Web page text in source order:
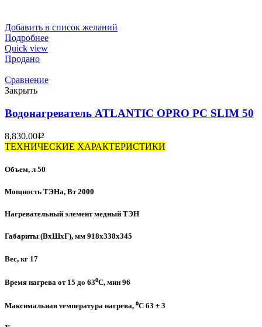
Добавить в список желаний
Подробнее
Quick view
Продано
Сравнение
Закрыть
Водонагреватель ATLANTIC OPRO PC SLIM 50
8,830.00Р
ТЕХНИЧЕСКИЕ ХАРАКТЕРИСТИКИ
Объем, л 50
Мощность ТЭНа, Вт 2000
Нагревательный элемент медный ТЭН
Габариты (ВхШхГ), мм 918х338х345
Вес, кг 17
Время нагрева от 15 до 63⁰C, мин 96
Максимальная температура нагрева, ⁰C 63 ± 3